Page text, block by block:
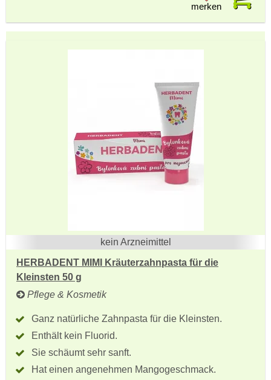
merken
kein Arzneimittel
HERBADENT MIMI Kräuterzahnpasta für die
Kleinsten 50 g
Pflege & Kosmetik
Ganz natürliche Zahnpasta für die Kleinsten.
Enthält kein Fluorid.
Sie schäumt sehr sanft.
Hat einen angenehmen Mangogeschmack.